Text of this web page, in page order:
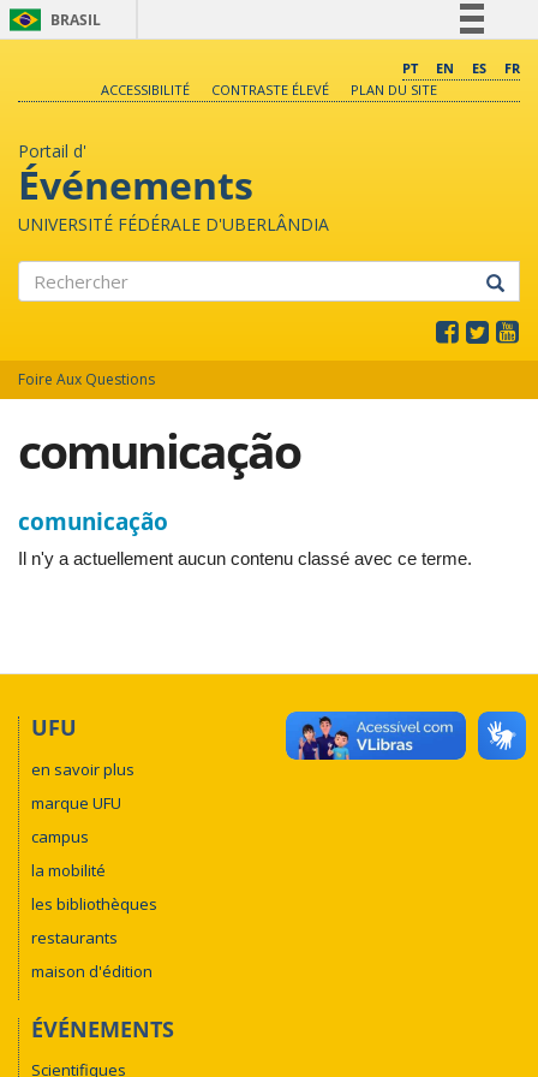
BRASIL
Comunica BR
PT EN ES
FR
ACCESSIBILITÉ
CONTRASTE ÉLEVÉ PLAN DU SITE
Portail d'
Événements
UNIVERSITÉ FÉDÉRALE D'UBERLÂNDIA
Foire Aux Questions
comunicação
comunicação
Il n'y a actuellement aucun contenu classé avec ce terme.
UFU
en savoir plus
marque UFU
campus
la mobilité
les bibliothèques
restaurants
maison d'édition
ÉVÉNEMENTS
Scientifiques